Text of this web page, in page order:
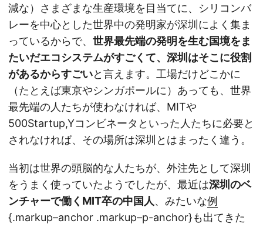
減な）さまざまな生産環境を目当てに、シリコンバ
レーを中心とした世界中の発明家が深圳によく集ま
っているからで、 世界最先端の発明を生む国境をま
たいだエコシステムがすごくて、深圳はそこに役割
があるからすごいと言えます。工場だけどこかに
（たとえば東京やシンガポールに）あっても、世界
最先端の人たちが使わなければ、MITや
500Startup,Yコンビネータといった人たちに必要と
されなければ、その場所は深圳とはまったく違う。
当初は世界の頭脳的な人たちが、外注先として深圳
をうまく使っていたようでしたが、最近は深圳のベ
ンチャーで働くMIT卒の中国人、みたいな例
{.markup–anchor .markup–p-anchor}も出てきた